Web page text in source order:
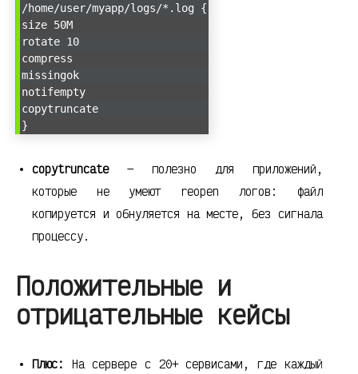
/home/user/myapp/logs/*.log {
size 50M
rotate 10
compress
missingok
notifempty
copytruncate
}
copytruncate— полезно для приложений,
которые не умеют reopen логов: файл
копируется и обнуляется на месте, без сигнала
процессу.
Положительные и
отрицательные кейсы
Плюс:
На сервере с 20+ сервисами, где каждый